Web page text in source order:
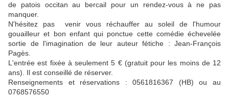
de patois occitan au bercail pour un rendez-vous à ne pas
manquer.
N'hésitez pas venir vous réchauffer au soleil de l'humour
gouailleur et bon enfant qui ponctue cette comédie échevelée
sortie de l'imagination de leur auteur fétiche : Jean-François
Pagès.
L'entrée est fixée à seulement 5 € (gratuit pour les moins de 12
ans). Il est conseillé de réserver.
Renseignements et réservations : 0561816367 (HB) ou au
0768576550